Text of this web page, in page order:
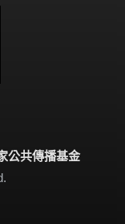
公共傳播基金